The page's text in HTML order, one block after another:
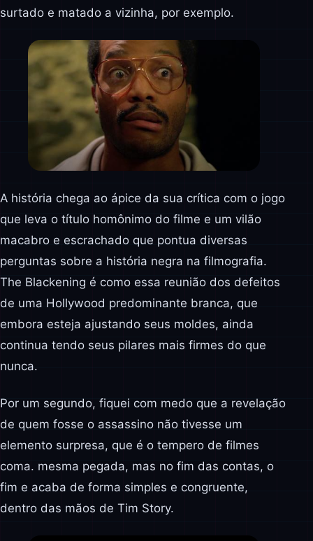
surtado e matado a vizinha, por exemplo.
A história chega ao ápice da sua crítica com o jogo
que leva o título homônimo do filme e um vilão
macabro e escrachado que pontua diversas
perguntas sobre a história negra na filmografia.
The Blackening é como essa reunião dos defeitos
de uma Hollywood predominante branca, que
embora esteja ajustando seus moldes, ainda
continua tendo seus pilares mais firmes do que
nunca.
Por um segundo, fiquei com medo que a revelação
de quem fosse o assassino não tivesse um
elemento surpresa, que é o tempero de filmes
coma. mesma pegada, mas no fim das contas, o
fim e acaba de forma simples e congruente,
dentro das mãos de Tim Story.